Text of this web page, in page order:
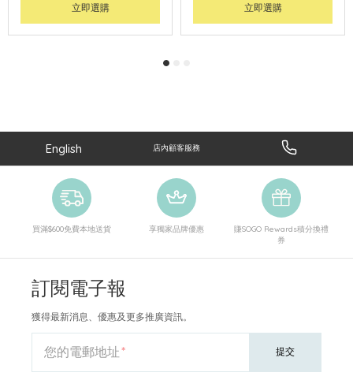
立即選購 立即選購
English 店內顧客服務
買滿$600免費本地送貨 享獨家品牌優惠
賺SOGO Rewards積分換禮
券
訂閱電子報
獲得最新消息、優惠及更多推廣資訊。
您的電郵地址 提交